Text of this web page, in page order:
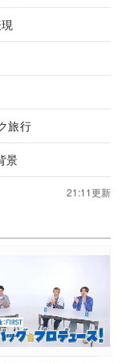
旅行
景
21:11更新